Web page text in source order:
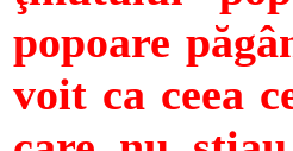
popoare
voit ca ceea